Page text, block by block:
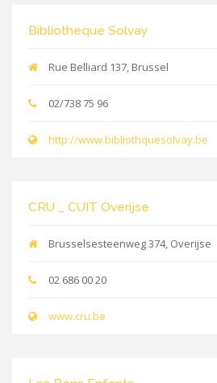
Bibliotheque Solvay
Rue Belliard 137, Brussel
02/738 75 96
http://www.bibliothquesolvay.be
CRU _ CUIT Overijse
Brusselsesteenweg 374, Overijse
02 686 00 20
www.cru.be